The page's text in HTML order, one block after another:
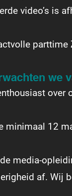
video’s is
parttime
we
over
minimaal 12
media-
af. Wij